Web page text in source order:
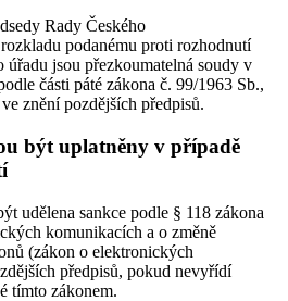
Rady Českého
podanému proti rozhodnutí
úřadu jsou přezkoumatelná soudy v
části páté zákona č. 99/1963 Sb.,
znění pozdějších předpisů.
být uplatněny v případě
udělena sankce podle § 118 zákona
komunikacích a o změně
(zákon o elektronických
předpisů, pokud nevyřídí
tímto zákonem.